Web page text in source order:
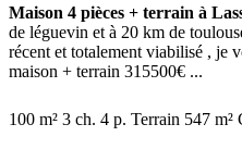
Maison 4 pièces + terrain à
de léguevin et à 20 km de
récent et totalement viabilisé , je
maison + terrain 315500€ ...
100 m² 3 ch. 4 p. Terrain 547 m²